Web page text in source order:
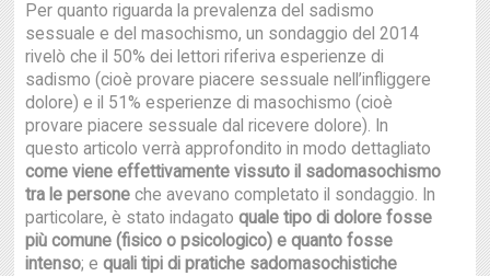
Per quanto riguarda la prevalenza del sadismo
sessuale e del masochismo, un sondaggio del 2014
rivelò che il 50% dei lettori riferiva esperienze di
sadismo (cioè provare piacere sessuale nell’infliggere
dolore) e il 51% esperienze di masochismo (cioè
provare piacere sessuale dal ricevere dolore). In
questo articolo verrà approfondito in modo dettagliato
come viene effettivamente vissuto il sadomasochismo
tra le persone che avevano completato il sondaggio. In
particolare, è stato indagatoquale tipo di dolore fosse
più comune (fisico o psicologico) e quanto fosse
intenso; equali tipi di pratiche sadomasochistiche